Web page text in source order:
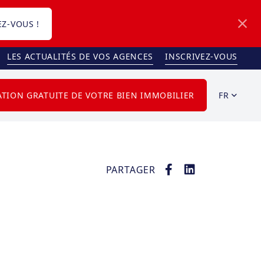
VOUS !
LES ACTUALITÉS DE VOS AGENCES INSCRIVEZ-VOUS
GRATUITE DE VOTRE BIEN IMMOBILIER FR
PARTAGER